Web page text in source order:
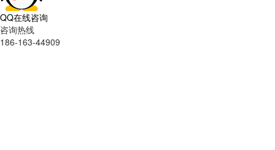
QQ在线咨询
咨询热线
186-163-44909